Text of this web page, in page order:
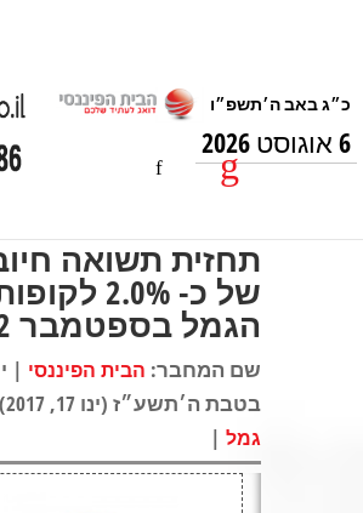
6 אוגוסט 2026
תחזית תשואה
של כ- 2.0%
הגמל בספטמבר 2012
שם המחבר: הבית הפיננסי |
בטבת ה׳תשע״ז (ינו 17, 2017) |
גמל |